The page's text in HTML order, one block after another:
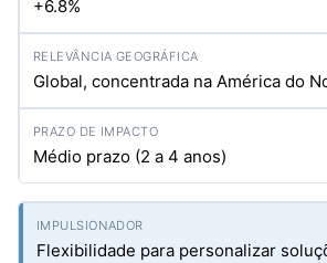
+6.8%
Global, concentrada na América do
Médio prazo (2 a 4 anos)
Flexibilidade para personalizar